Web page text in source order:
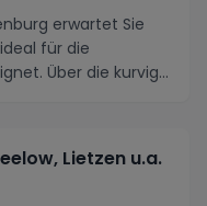
erwartet Sie
für die
Über die kurvig...
Lietzen u.a.